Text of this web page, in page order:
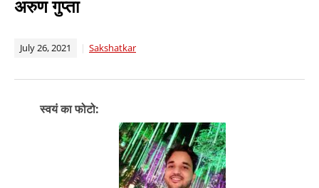
अरुण गुप्ता
July 26, 2021 Sakshatkar
स्वयं का फोटो: